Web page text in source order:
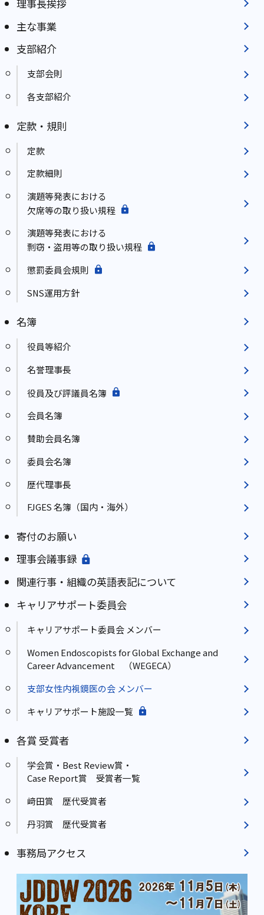
理事長挨拶
主な事業
支部紹介
支部会則
各支部紹介
定款・規則
定款
定款細則
演題等発表における
欠席等の取り扱い規程
演題等発表における
剽窃・盗用等の取り扱い規程
懲罰委員会規則
SNS運用方針
名簿
役員等紹介
名誉理事長
役員及び評議員名簿
会員名簿
賛助会員名簿
委員会名簿
歴代理事長
FJGES 名簿（国内・海外）
寄付のお願い
理事会議事録
関連行事・組織の英語表記について
キャリアサポート委員会
キャリアサポート委員会 メンバー
Women Endoscopists for Global Exchange and
Career Advancement （WEGECA）
支部女性内視鏡医の会 メンバー
キャリアサポート施設一覧
各賞 受賞者
学会賞・Best Review賞・
Case Report賞 受賞者一覧
﨑田賞 歴代受賞者
丹羽賞 歴代受賞者
事務局アクセス